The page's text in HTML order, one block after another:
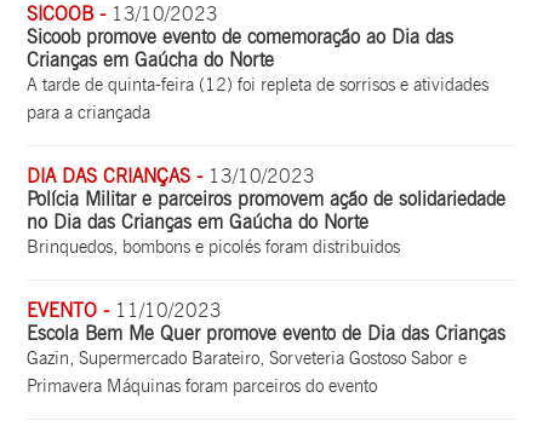
SICOOB - 13/10/2023
Sicoob promove evento de comemoração ao Dia das
Crianças em Gaúcha do Norte
A tarde de quinta-feira (12) foi repleta de sorrisos e atividades
para a criançada
DIA DAS CRIANÇAS - 13/10/2023
Polícia Militar e parceiros promovem ação de solidariedade
no Dia das Crianças em Gaúcha do Norte
Brinquedos, bombons e picolés foram distribuidos
EVENTO - 11/10/2023
Escola Bem Me Quer promove evento de Dia das Crianças
Gazin, Supermercado Barateiro, Sorveteria Gostoso Sabor e
Primavera Máquinas foram parceiros do evento